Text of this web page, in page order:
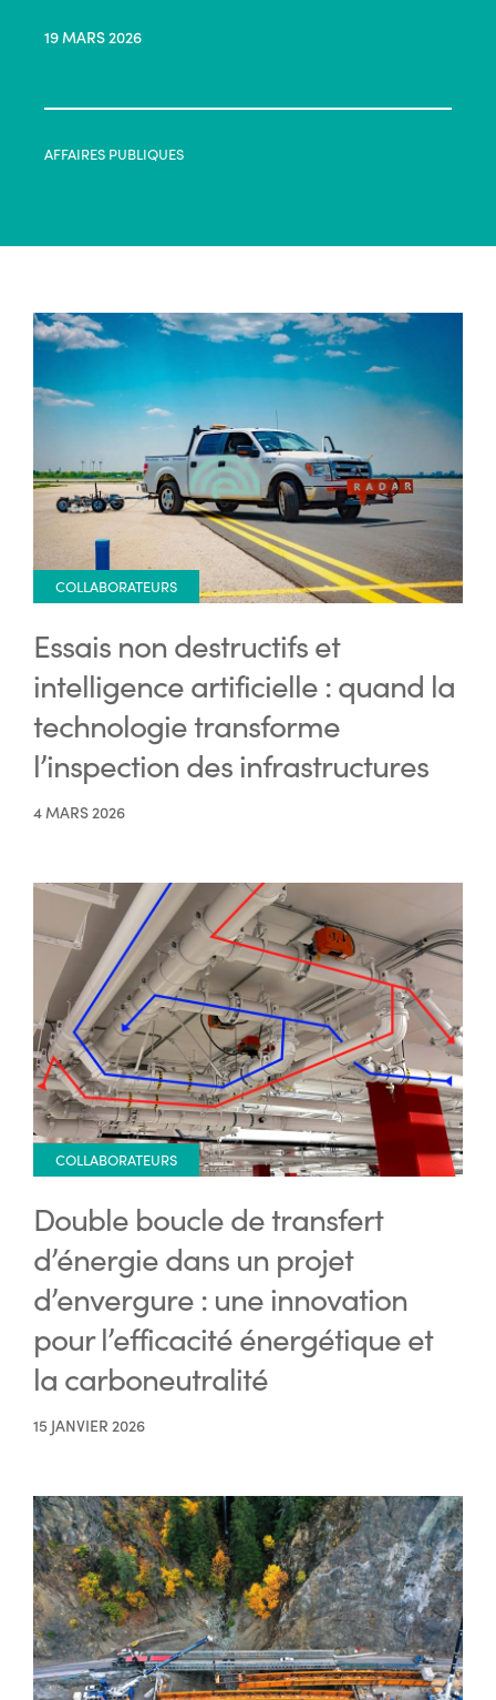
19 MARS 2026
AFFAIRES PUBLIQUES
COLLABORATEURS
Essais non destructifs et
intelligence artificielle : quand la
technologie transforme
l’inspection des infrastructures
4 MARS 2026
COLLABORATEURS
Double boucle de transfert
d’énergie dans un projet
d’envergure : une innovation
pour l’efficacité énergétique et
la carboneutralité
15 JANVIER 2026